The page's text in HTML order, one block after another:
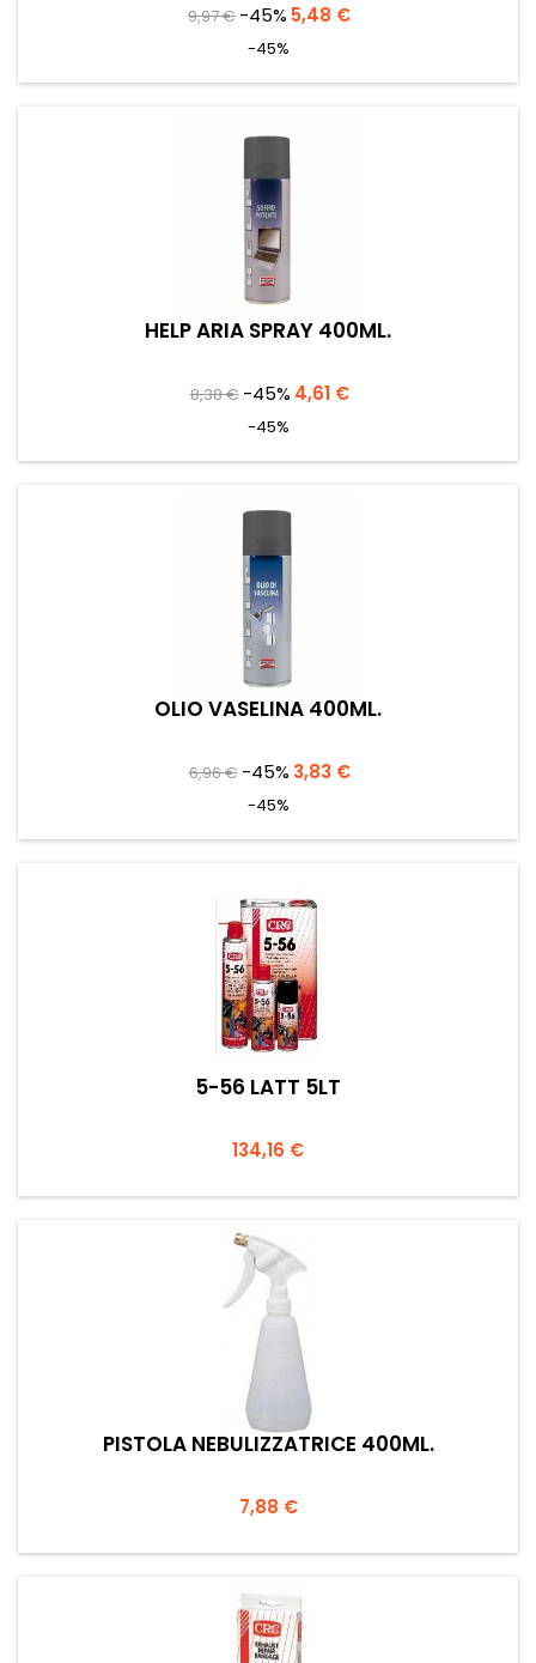
Prezzo
9,97 € -45% Prezzo
5,48 €
-45%
HELP ARIA SPRAY 400ML.
Prezzo
8,38 € -45% Prezzo
4,61 €
-45%
OLIO VASELINA 400ML.
Prezzo
6,96 € -45% Prezzo
3,83 €
-45%
5-56 LATT 5LT
Prezzo
134,16 €
PISTOLA NEBULIZZATRICE 400ML.
Prezzo
7,88 €